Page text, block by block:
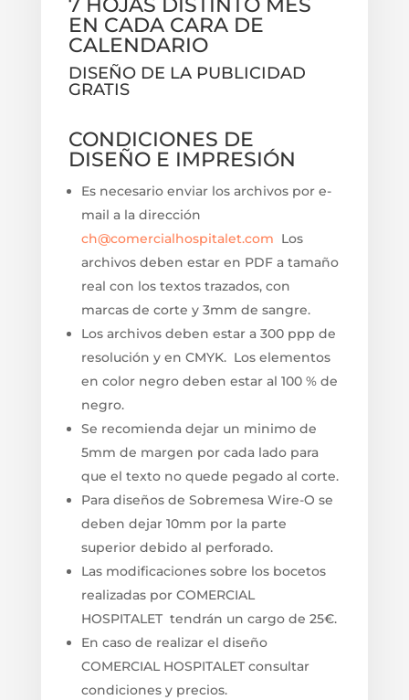
7 HOJAS DISTINTO MES
EN CADA CARA DE
CALENDARIO
DISEÑO DE LA PUBLICIDAD
GRATIS
CONDICIONES DE
DISEÑO E IMPRESIÓN
Es necesario enviar los archivos por e-
mail a la dirección
ch@comercialhospitalet.com Los
archivos deben estar en PDF a tamaño
real con los textos trazados, con
marcas de corte y 3mm de sangre.
Los archivos deben estar a 300 ppp de
resolución y en CMYK. Los elementos
en color negro deben estar al 100 % de
negro.
Se recomienda dejar un minimo de
5mm de margen por cada lado para
que el texto no quede pegado al corte.
Para diseños de Sobremesa Wire-O se
deben dejar 10mm por la parte
superior debido al perforado.
Las modificaciones sobre los bocetos
realizadas por COMERCIAL
HOSPITALET tendrán un cargo de 25€.
En caso de realizar el diseño
COMERCIAL HOSPITALET consultar
condiciones y precios.